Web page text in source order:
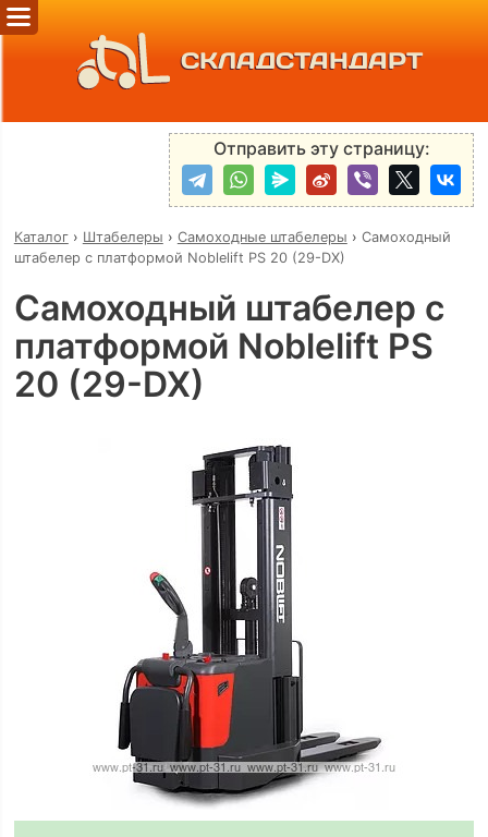
СКЛАДСТАНДАРТ
Отправить эту страницу:
Каталог› Штабелеры › Самоходные штабелеры › Самоходный
штабелер с платформой Noblelift PS 20 (29-DX)
Самоходный штабелер с
платформой Noblelift PS
20 (29-DX)